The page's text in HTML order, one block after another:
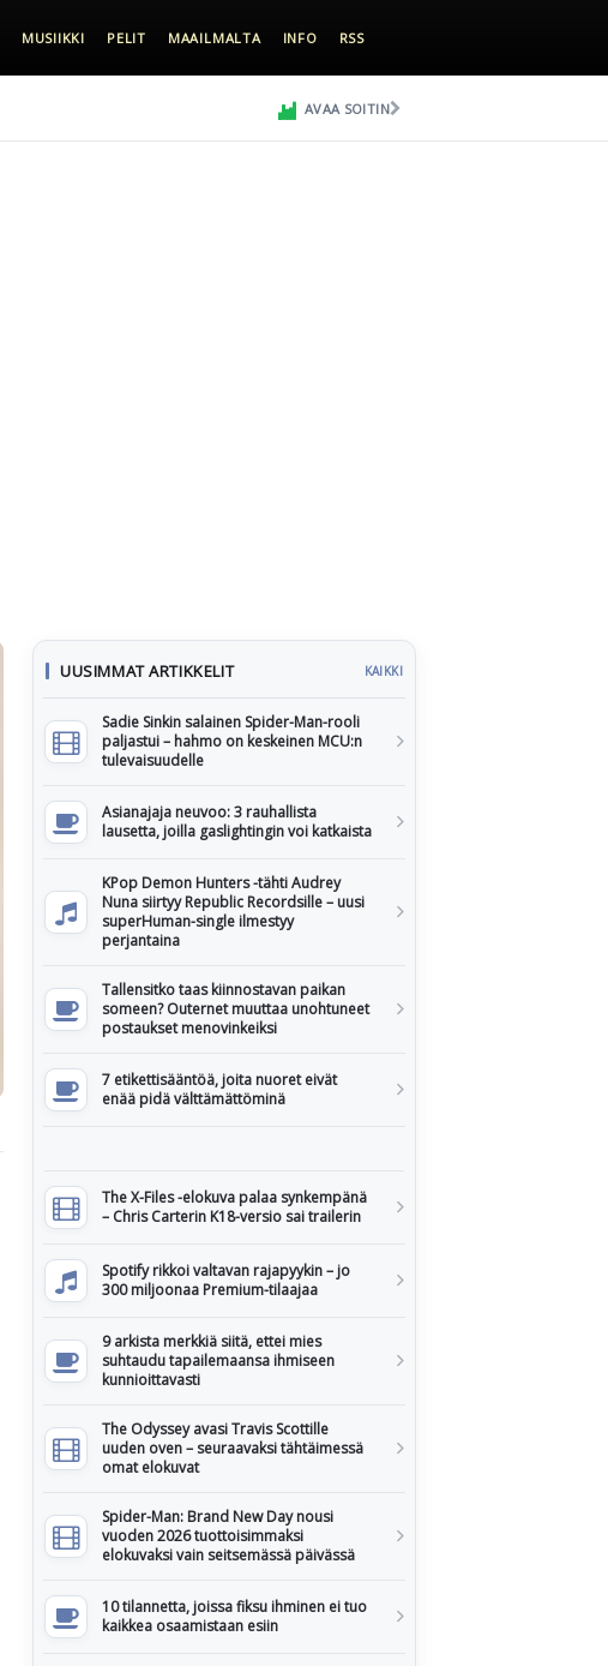
MUSIIKKI PELIT MAAILMALTA INFO RSS
AVAA SOITIN
UUSIMMAT ARTIKKELIT KAIKKI
Sadie Sinkin salainen Spider-Man-rooli
paljastui – hahmo on keskeinen MCU:n
tulevaisuudelle
Asianajaja neuvoo: 3 rauhallista
lausetta, joilla gaslightingin voi katkaista
KPop Demon Hunters -tähti Audrey
Nuna siirtyy Republic Recordsille – uusi
superHuman-single ilmestyy
perjantaina
Tallensitko taas kiinnostavan paikan
someen? Outernet muuttaa unohtuneet
postaukset menovinkeiksi
7 etikettisääntöä, joita nuoret eivät
enää pidä välttämättöminä
The X-Files -elokuva palaa synkempänä
– Chris Carterin K18-versio sai trailerin
Spotify rikkoi valtavan rajapyykin – jo
300 miljoonaa Premium-tilaajaa
9 arkista merkkiä siitä, ettei mies
suhtaudu tapailemaansa ihmiseen
kunnioittavasti
The Odyssey avasi Travis Scottille
uuden oven – seuraavaksi tähtäimessä
omat elokuvat
Spider-Man: Brand New Day nousi
vuoden 2026 tuottoisimmaksi
elokuvaksi vain seitsemässä päivässä
10 tilannetta, joissa fiksu ihminen ei tuo
kaikkea osaamistaan esiin